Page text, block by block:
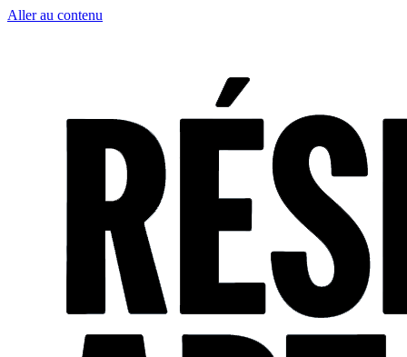
Aller au contenu